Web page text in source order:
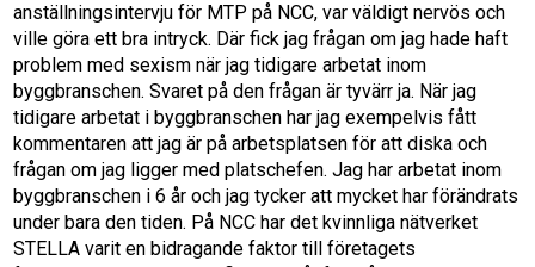
anställningsintervju för MTP på NCC, var väldigt nervös och
ville göra ett bra intryck. Där fick jag frågan om jag hade haft
problem med sexism när jag tidigare arbetat inom
byggbranschen. Svaret på den frågan är tyvärr ja. När jag
tidigare arbetat i byggbranschen har jag exempelvis fått
kommentaren att jag är på arbetsplatsen för att diska och
frågan om jag ligger med platschefen. Jag har arbetat inom
byggbranschen i 6 år och jag tycker att mycket har förändrats
under bara den tiden. På NCC har det kvinnliga nätverket
STELLA varit en bidragande faktor till företagets